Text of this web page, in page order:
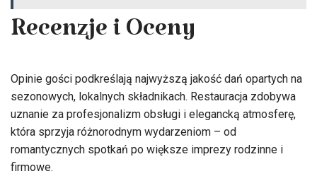
Recenzje i Oceny
Opinie gości podkreślają najwyższą jakość dań opartych na
sezonowych, lokalnych składnikach. Restauracja zdobywa
uznanie za profesjonalizm obsługi i elegancką atmosferę,
która sprzyja różnorodnym wydarzeniom – od
romantycznych spotkań po większe imprezy rodzinne i
firmowe.